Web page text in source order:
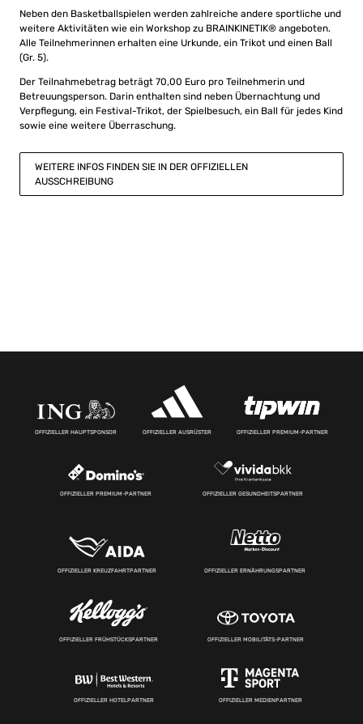
Neben den Basketballspielen werden zahlreiche andere sportliche und
weitere Aktivitäten wie ein Workshop zu BRAINKINETIK® angeboten.
Alle Teilnehmerinnen erhalten eine Urkunde, ein Trikot und einen Ball
(Gr. 5).
Der Teilnahmebetrag beträgt 70,00 Euro pro Teilnehmerin und
Betreuungsperson. Darin enthalten sind neben Übernachtung und
Verpflegung, ein Festival-Trikot, der Spielbesuch, ein Ball für jedes Kind
sowie eine weitere Überraschung.
WEITERE INFOS FINDEN SIE IN DER OFFIZIELLEN
AUSSCHREIBUNG
OFFIZIELLER HAUPTSPONSOR OFFIZIELLER AUSRÜSTER OFFIZIELLER PREMIUM-PARTNER
OFFIZIELLER PREMIUM-PARTNER OFFIZIELLER GESUNDHEITSPARTNER
OFFIZIELLER KREUZFAHRTPARTNER OFFIZIELLER ERNÄHRUNGSPARTNER
OFFIZIELLER FRÜHSTÜCKSPARTNER OFFIZIELLER MOBILITÄTS-PARTNER
OFFIZIELLER HOTELPARTNER OFFIZIELLER MEDIENPARTNER